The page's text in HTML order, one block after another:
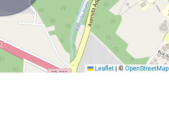
Leaflet |©OpenStreetMap